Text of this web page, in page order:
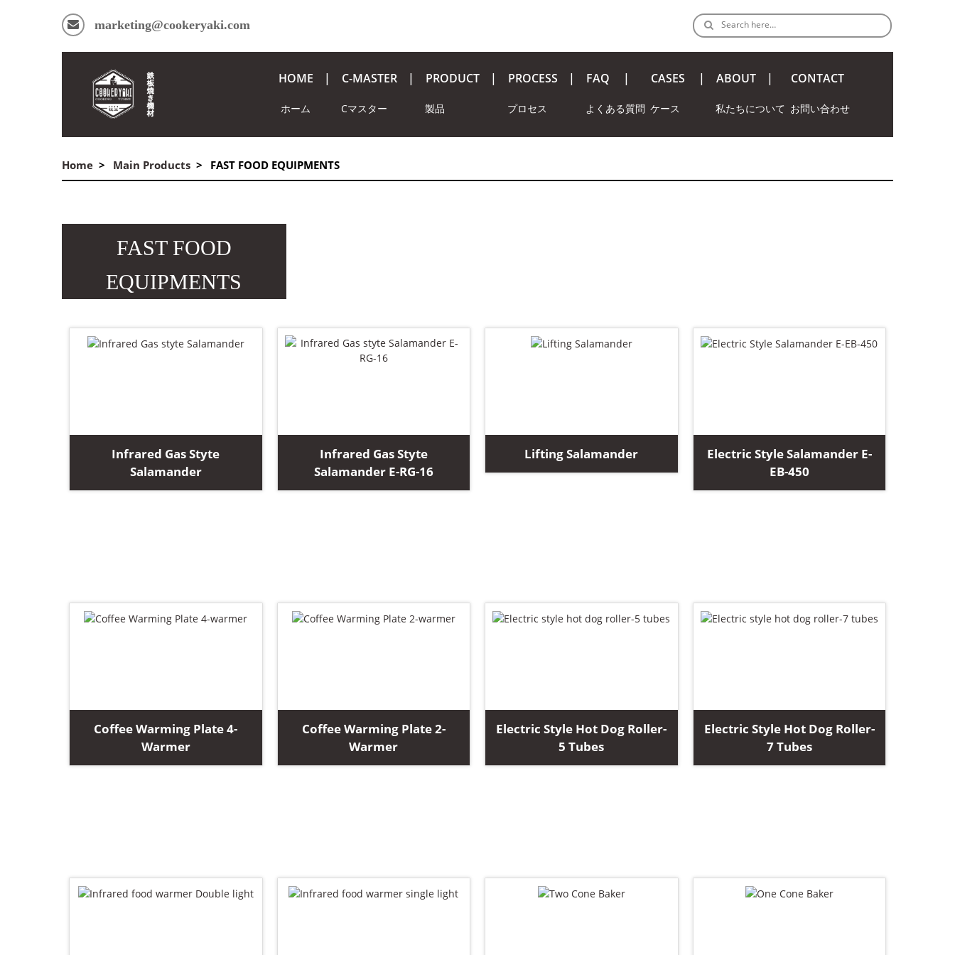
marketing@cookeryaki.com Search here…
HOME
ホーム
C-MASTER
Cマスター
PRODUCT
製品
PROCESS
プロセス
FAQ
よくある質問
CASES
ケース
ABOUT
私たちについて
CONTACT
お問い合わせ
Home Main Products FAST FOOD EQUIPMENTS
FAST FOOD
EQUIPMENTS
Infrared Gas Styte
Salamander
Infrared Gas Styte
Salamander E-RG-16
Lifting Salamander
Electric Style Salamander E-
EB-450
Coffee Warming Plate 4-
Warmer
Coffee Warming Plate 2-
Warmer
Electric Style Hot Dog Roller-
5 Tubes
Electric Style Hot Dog Roller-
7 Tubes